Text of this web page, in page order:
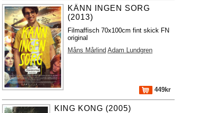
KÄNN INGEN SORG
(2013)
Filmaffisch 70x100cm fint skick FN
original
Måns Mårlind Adam Lundgren
449kr
KING KONG (2005)